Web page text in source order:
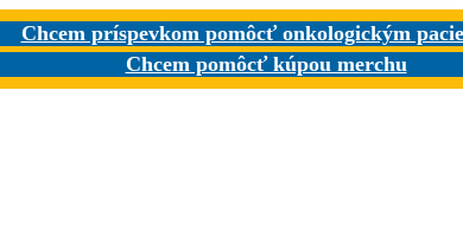
Chcem príspevkom pomôcť onkologickým
Chcem pomôcť kúpou merchu